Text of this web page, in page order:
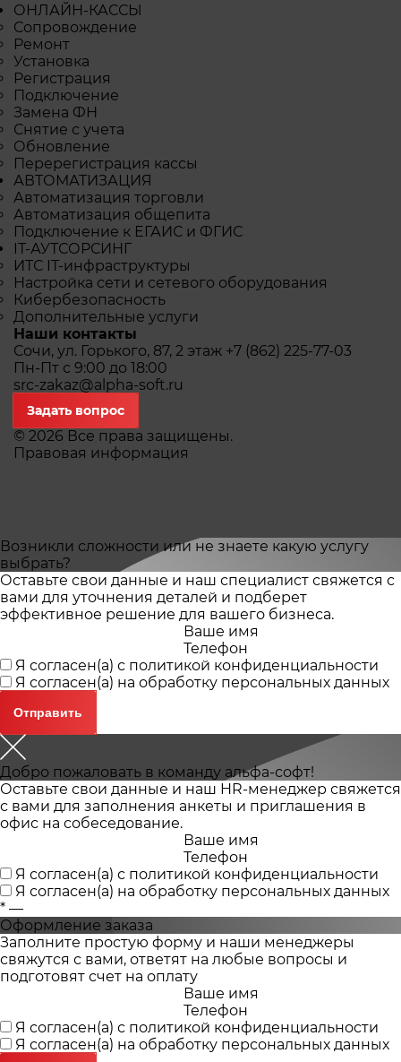
ОНЛАЙН-КАССЫ
Сопровождение
Ремонт
Установка
Регистрация
Подключение
Замена ФН
Снятие с учета
Обновление
Перерегистрация кассы
АВТОМАТИЗАЦИЯ
Автоматизация торговли
Автоматизация общепита
Подключение к ЕГАИС и ФГИС
IТ-АУТСОРСИНГ
ИТС IТ-инфраструктуры
Настройка сети и сетевого оборудования
Кибербезопасность
Дополнительные услуги
Наши контакты
Сочи, ул. Горького, 87, 2 этаж +7 (862) 225-77-03
Пн-Пт с 9:00 до 18:00
src-zakaz@alpha-soft.ru
Задать вопрос
© 2026 Все права защищены.
Правовая информация
Возникли сложности или не знаете какую услугу
выбрать?
Оставьте свои данные и наш специалист свяжется с
вами для уточнения деталей и подберет
эффективное решение для вашего бизнеса.
Ваше имя
Телефон
Я согласен(а) с политикой конфиденциальности
Я согласен(а) на обработку персональных данных
Добро пожаловать в команду альфа-софт!
Оставьте свои данные и наш HR-менеджер свяжется
с вами для заполнения анкеты и приглашения в
офис на собеседование.
Ваше имя
Телефон
Я согласен(а) с политикой конфиденциальности
Я согласен(а) на обработку персональных данных
* —
Оформление заказа
Заполните простую форму и наши менеджеры
свяжутся с вами, ответят на любые вопросы и
подготовят счет на оплату
Ваше имя
Телефон
Я согласен(а) с политикой конфиденциальности
Я согласен(а) на обработку персональных данных